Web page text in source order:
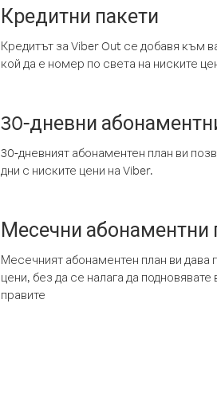
Кредитни пакети
Кредитът за Viber Out се добавя към
кой да е номер по света на ниските
30-дневни
30-дневният абонаментен план ви
дни с ниските цени на Viber.
Месечни абонаментни
Месечният абонаментен план ви
цени, без да се налага да
правите